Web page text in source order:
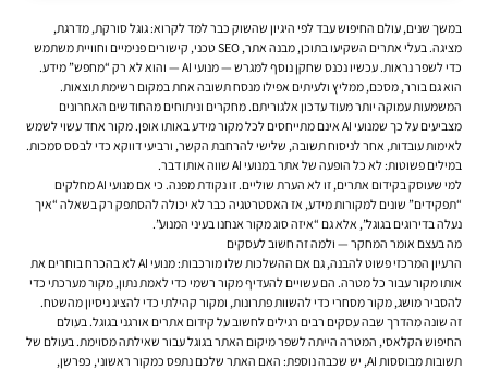
במשך שנים, עולם החיפוש עבד לפי היגיון שהשוק כבר למד לקרוא: גוגל סורקת, מדרגת,
מציגה. בעלי אתרים השקיעו בתוכן, מבנה אתר, SEO טכני, קישורים פנימיים וחוויית משתמש
כדי לשפר נראות. עכשיו נכנס שחקן נוסף למגרש — מנועי AI — והוא לא רק “מחפש” מידע.
הוא גם בורר, מסכם, ממליץ ולעיתים אפילו מנסח תשובה אחת במקום רשימת תוצאות.
המשמעות עמוקה יותר מעוד עדכון אלגוריתם. מחקרים וניתוחים מהחודשים האחרונים
מצביעים על כך שמנועי AI אינם מתייחסים לכל מקור מידע באותו אופן. מקור אחד עשוי לשמש
לאימות עובדות, אחר לניסוח תשובה, שלישי להרחבת הקשר, ורביעי דווקא כדי לבסס סמכות.
במילים פשוטות: לא כל הופעה של אתר במנועי AI שווה אותו דבר.
למי שעוסק בקידום אתרים
, זו לא הערת שוליים. זו נקודת מפנה. כי אם מנועי AI מחלקים
“תפקידים” שונים למקורות מידע, אז האסטרטגיה כבר לא יכולה להסתפק רק בשאלה “איך
נעלה בדירוגים בגוגל”, אלא גם “איזה סוג מקור אנחנו בעיני המנוע”.
מה בעצם אומר המחקר — ולמה זה חשוב לעסקים
הרעיון המרכזי פשוט להבנה, גם אם ההשלכות שלו מורכבות: מנועי AI לא בהכרח בוחרים את
אותו מקור עבור כל מטרה. הם עשויים להעדיף מקור רשמי כדי לאמת נתון, מקור מערכתי כדי
להסביר מושג, מקור מסחרי כדי להשוות פתרונות, ומקור קהילתי כדי להציג ניסיון מהשטח.
זה שונה מהדרך שבה עסקים רבים רגילים לחשוב על קידום אתרים אורגני בגוגל. בעולם
החיפוש הקלאסי, המטרה הייתה לשפר מיקום האתר בגוגל עבור שאילתה מסוימת. בעולם של
תשובות מבוססות AI, יש שכבה נוספת: האם האתר שלכם נתפס כמקור ראשוני, כפרשן,